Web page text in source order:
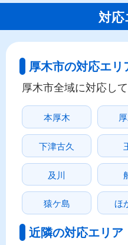
対
厚木市の対応エリ
厚木市全域に対応して
本厚木
下津古久
及川
猿ケ島 ほ
近隣の対応エリア